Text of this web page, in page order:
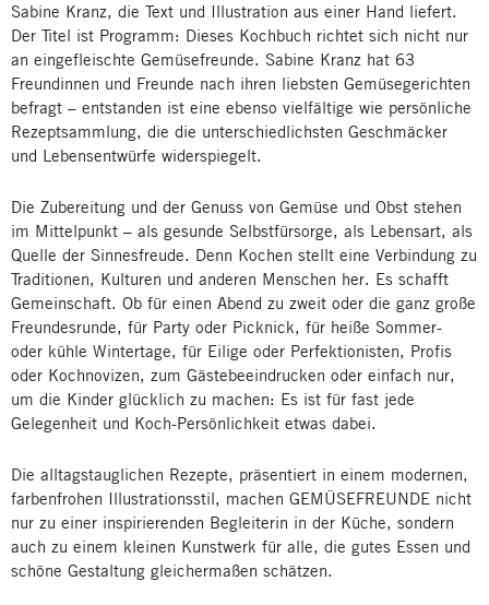
Sabine Kranz, die Text und Illustration aus einer Hand liefert.
Der Titel ist Programm: Dieses Kochbuch richtet sich nicht nur
an eingefleischte Gemüsefreunde. Sabine Kranz hat 63
Freundinnen und Freunde nach ihren liebsten Gemüsegerichten
befragt – entstanden ist eine ebenso vielfältige wie persönliche
Rezeptsammlung, die die unterschiedlichsten Geschmäcker
und Lebensentwürfe widerspiegelt.
Die Zubereitung und der Genuss von Gemüse und Obst stehen
im Mittelpunkt – als gesunde Selbstfürsorge, als Lebensart, als
Quelle der Sinnesfreude. Denn Kochen stellt eine Verbindung zu
Traditionen, Kulturen und anderen Menschen her. Es schafft
Gemeinschaft. Ob für einen Abend zu zweit oder die ganz große
Freundesrunde, für Party oder Picknick, für heiße Sommer-
oder kühle Wintertage, für Eilige oder Perfektionisten, Profis
oder Kochnovizen, zum Gästebeeindrucken oder einfach nur,
um die Kinder glücklich zu machen: Es ist für fast jede
Gelegenheit und Koch-Persönlichkeit etwas dabei.
Die alltagstauglichen Rezepte, präsentiert in einem modernen,
farbenfrohen Illustrationsstil, machen GEMÜSEFREUNDE nicht
nur zu einer inspirierenden Begleiterin in der Küche, sondern
auch zu einem kleinen Kunstwerk für alle, die gutes Essen und
schöne Gestaltung gleichermaßen schätzen.